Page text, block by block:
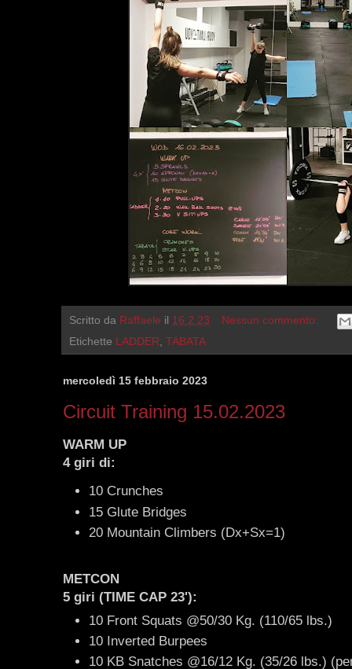
Scritto da Raffaele il 16.2.23
Nessun commento:
Etichette LADDER, TABATA
mercoledì 15 febbraio 2023
Circuit Training 15.02.2023
WARM UP
4 giri di:
10 Crunches
15 Glute Bridges
20 Mountain Climbers (Dx+Sx=1)
METCON
5 giri (TIME CAP 23'):
10 Front Squats @50/30 Kg. (110/65 lbs.)
10 Inverted Burpees
10 KB Snatches @16/12 Kg. (35/26 lbs.)